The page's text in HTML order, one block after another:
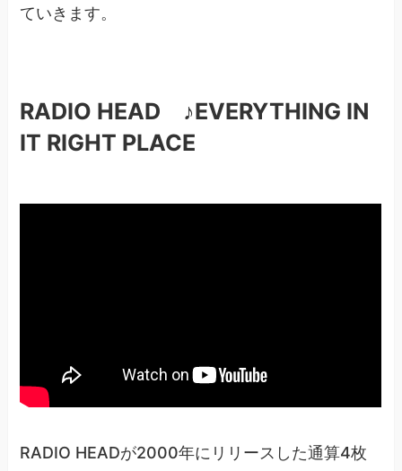
ていきます。
RADIO HEAD ♪EVERYTHING IN
IT RIGHT PLACE
RADIO HEADが2000年にリリースした通算4枚